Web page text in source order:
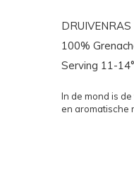
DRUIVENRAS
100%
Serving 11-
In de mond is
en aromatische